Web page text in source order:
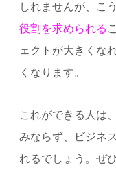
しれませんが、こ
役割を求められる
ェクトが大きくな
くなります。
これができる人は
みならず、ビジネ
れるでしょう。ぜ